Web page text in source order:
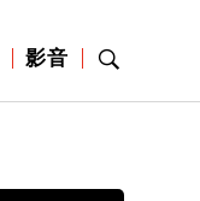
影音